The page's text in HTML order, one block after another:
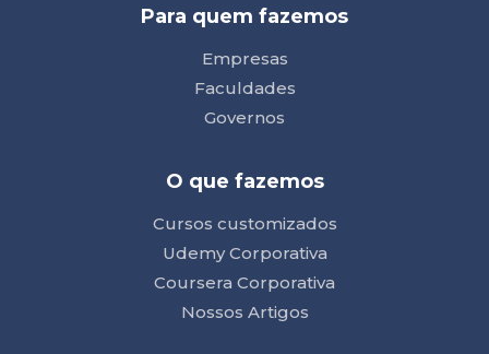
Para quem fazemos
Empresas
Faculdades
Governos
O que fazemos
Cursos customizados
Udemy Corporativa
Coursera Corporativa
Nossos Artigos